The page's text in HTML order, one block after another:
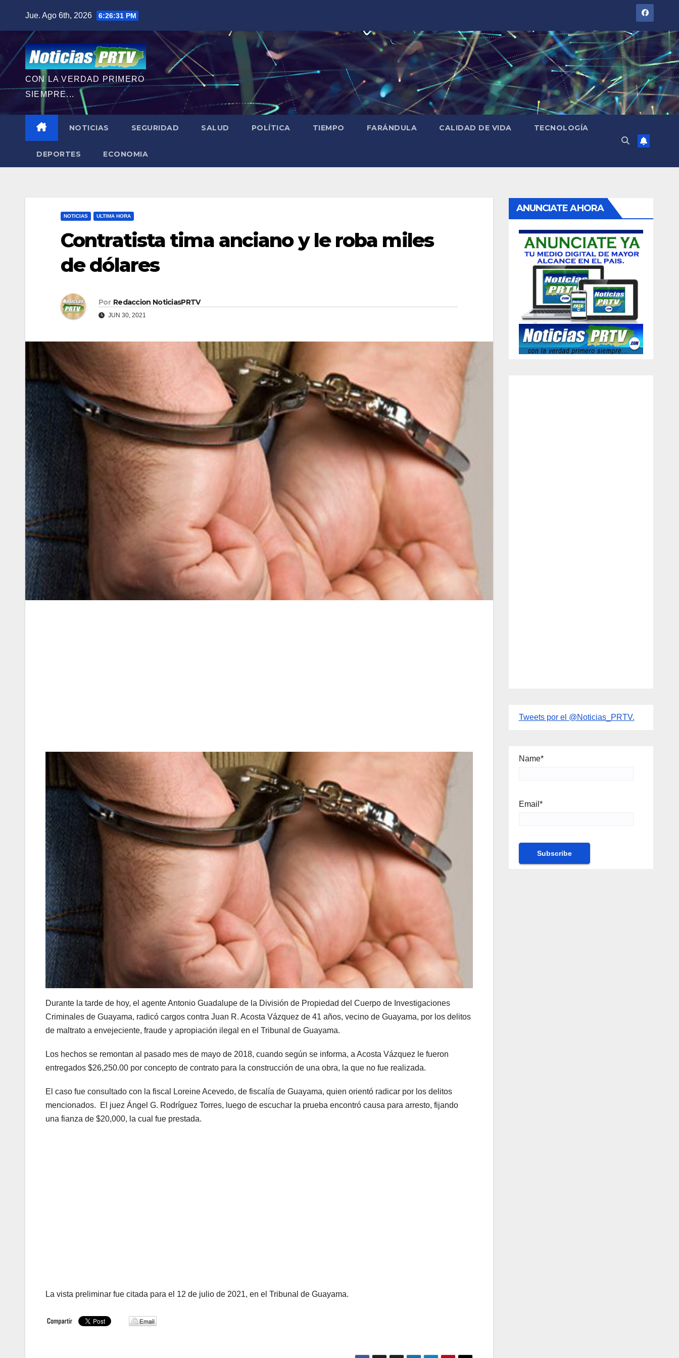
contenido
Jue. Ago 6th, 2026 6:26:33 PM
CON LA VERDAD PRIMERO
SIEMPRE...
NOTICIAS SEGURIDAD SALUD POLÍTICA TIEMPO FARÁNDULA CALIDAD DE VIDA TECNOLOGÍA
DEPORTES ECONOMIA
NOTICIAS ULTIMA HORA
Contratista tima anciano y le roba miles
de dólares
Por Redaccion NoticiasPRTV
JUN 30, 2021
Durante la tarde de hoy, el agente Antonio Guadalupe de la División de Propiedad del Cuerpo de Investigaciones
Criminales de Guayama, radicó cargos contra Juan R. Acosta Vázquez de 41 años, vecino de Guayama, por los delitos
de maltrato a envejeciente, fraude y apropiación ilegal en el Tribunal de Guayama.
Los hechos se remontan al pasado mes de mayo de 2018, cuando según se informa, a Acosta Vázquez le fueron
entregados $26,250.00 por concepto de contrato para la construcción de una obra, la que no fue realizada.
El caso fue consultado con la fiscal Loreine Acevedo, de fiscalía de Guayama, quien orientó radicar por los delitos
mencionados. El juez Ángel G. Rodríguez Torres, luego de escuchar la prueba encontró causa para arresto, fijando
una fianza de $20,000, la cual fue prestada.
La vista preliminar fue citada para el 12 de julio de 2021, en el Tribunal de Guayama.
ANUNCIATE AHORA
Tweets por el @Noticias_PRTV.
Name*
Email*